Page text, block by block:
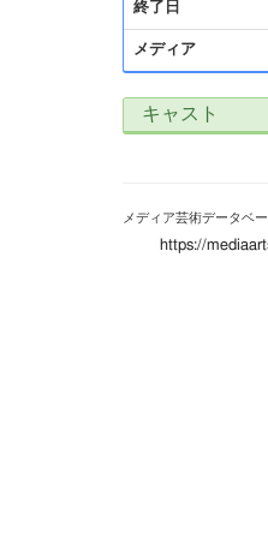
終了日
メディア
キャスト
メディア芸術データベ
https://